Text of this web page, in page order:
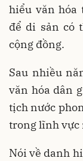
hiểu văn hóa
để di sản có
cộng đồng.
Sau nhiều
văn hóa dân
tịch nước
trong lĩnh vực
Nói về danh